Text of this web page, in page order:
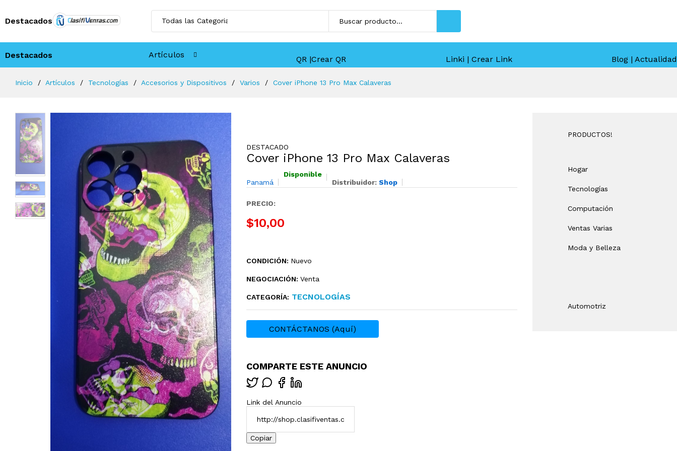
Destacados
Destacados Artículos QR |Crear QR Linki | Crear Link Blog | Actualidad
Inicio Artículos Tecnologí­as Accesorios y Dispositivos Varios Cover iPhone 13 Pro Max Calaveras
DESTACADO
Cover iPhone 13 Pro Max Calaveras
Panamá
Disponible
Distribuidor: Shop
PRECIO:
$10,00
CONDICIÓN: Nuevo
NEGOCIACIÓN: Venta
CATEGORÍA: TECNOLOGÍ­AS
CONTÁCTANOS (Aquí)
COMPARTE ESTE ANUNCIO
Link del Anuncio
Copiar
PRODUCTOS!
Hogar
Tecnologías
Computación
Ventas Varias
Moda y Belleza
Automotriz